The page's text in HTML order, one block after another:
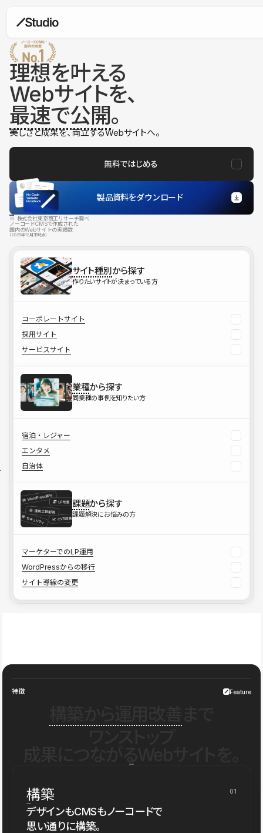
理想を叶える
Webサイトを、
最速で公開。
美しさと成果を、両立するWebサイトへ。
無料ではじめる
製品資料をダウンロード
※ 株式会社東京商工リサーチ調べ
ノーコードCMSで作成された
国内のWebサイトの実績数
（2025年12月末時点）
サイト種別から探す
作りたいサイトが決まっている方
コーポレートサイト
採用サイト
サービスサイト
業種から探す
同業種の事例を知りたい方
宿泊・レジャー
エンタメ
自治体
課題から探す
課題解決にお悩みの方
マーケターでのLP運用
WordPressからの移行
サイト導線の変更
特徴 Feature
構築 01
デザインもCMSもノーコードで
思い通りに構築。